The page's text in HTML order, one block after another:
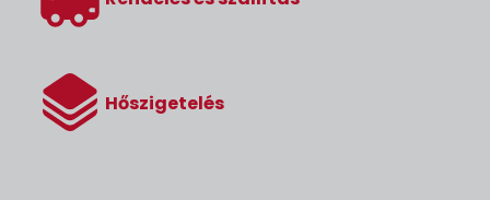
Hőszigetelés